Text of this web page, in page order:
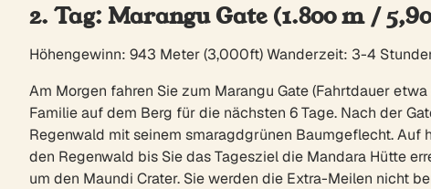
2. Tag: Marangu Gate (1.800 m /
Höhengewinn: 943 Meter (3,000ft) Wanderzeit: 3-4
Am Morgen fahren Sie zum Marangu Gate (Fahrtdauer
Familie auf dem Berg für die nächsten 6 Tage. Nach der
Regenwald mit seinem smaragdgrünen Baumgeflecht.
den Regenwald bis Sie das Tagesziel die Mandara Hütte
um den Maundi Crater. Sie werden die Extra-Meilen nicht